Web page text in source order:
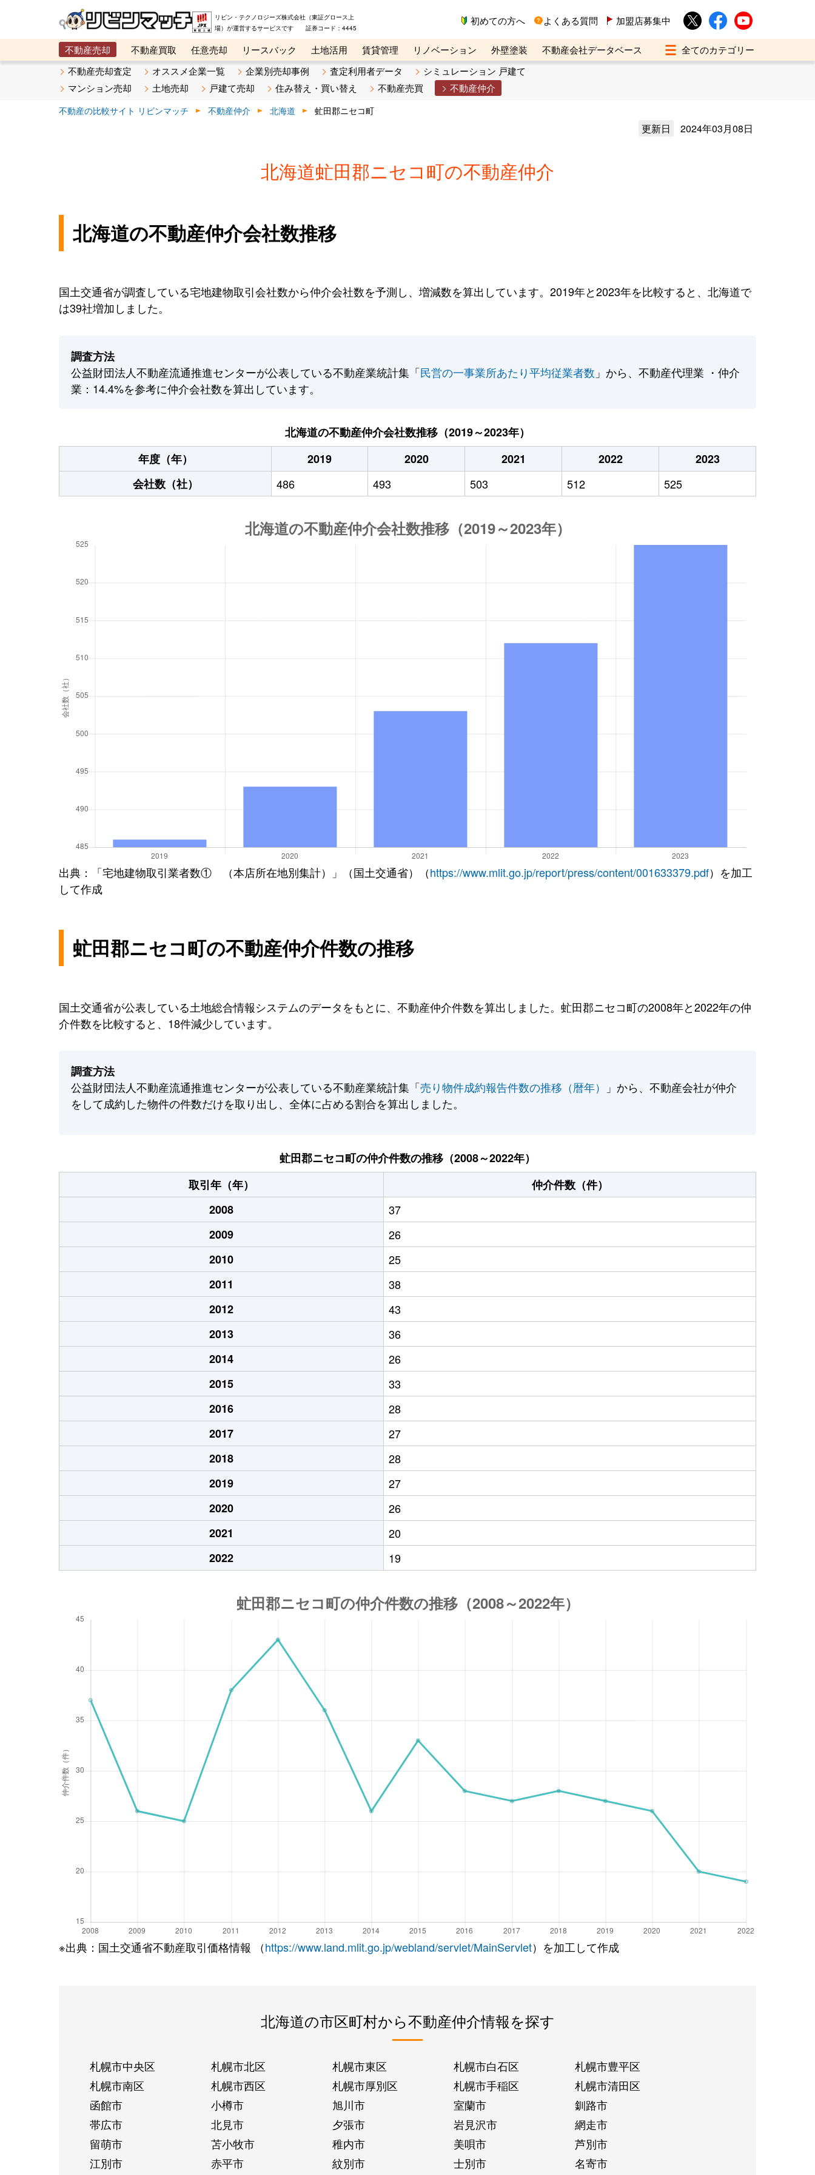
リビン・テクノロジーズ株式会社（東証グロース上
場）が運営するサービスです 証券コード：4445
初めての方へ よくある質問 加盟店募集中
不動産売却 不動産買取 任意売却 リースバック 土地活用 賃貸管理 リノベーション 外壁塗装
不動産会社データベース
メタ住宅展示場
ベスト不動産カンパニー オンライン講座 リビンマガジンBiz 不動産売却ご相談デスク
不動産売却査定 オススメ企業一覧 企業別売却事例 査定利用者データ
シミュレーション 戸建て
マンション売却
土地売却 戸建て売却 住み替え・買い替え 不動産売買 不動産仲介
不動産の比較サイト リビンマッチ 不動産仲介 北海道 虻田郡ニセコ町
更新日 2024年03月08日
北海道虻田郡ニセコ町の不動産仲介
北海道の不動産仲介会社数推移
国土交通省が調査している宅地建物取引会社数から仲介会社数を予測し、増減数を算出しています。2019年と2023年を比較すると、北海道で
は39社増加しました。
調査方法
公益財団法人不動産流通推進センターが公表している不動産業統計集「民営の一事業所あたり平均従業者数 」から、不動産代理業 ・仲介
業：14.4%を参考に仲介会社数を算出しています。
北海道の不動産仲介会社数推移（2019～2023年）
年度（年）
2019 2020 2021 2022
2023
会社数（社）
486 493 503 512 525
出典：「宅地建物取引業者数① （本店所在地別集計）」（国土交通省）（https://www.mlit.go.jp/report/press/content/001633379.pdf）を加工
して作成
虻田郡ニセコ町の不動産仲介件数の推移
国土交通省が公表している土地総合情報システムのデータをもとに、不動産仲介件数を算出しました。虻田郡ニセコ町の2008年と2022年の仲
介件数を比較すると、18件減少しています。
調査方法
公益財団法人不動産流通推進センターが公表している不動産業統計集「売り物件成約報告件数の推移（暦年）
」から、不動産会社が仲介
をして成約した物件の件数だけを取り出し、全体に占める割合を算出しました。
虻田郡ニセコ町の仲介件数の推移（2008～2022年）
取引年（年）
仲介件数（件）
2008
37
2009
26
2010
25
2011
38
2012
43
2013
36
2014
26
2015
33
2016
28
2017
27
2018
28
2019
27
2020
26
2021
20
2022
19
※出典：国土交通省不動産取引価格情報 （https://www.land.mlit.go.jp/webland/servlet/MainServlet）を加工して作成
北海道の市区町村から不動産仲介情報を探す
札幌市中央区 札幌市北区 札幌市東区 札幌市白石区
札幌市豊平区
札幌市南区
札幌市西区 札幌市厚別区 札幌市手稲区
札幌市清田区
函館市
小樽市 旭川市 室蘭市
釧路市
帯広市
北見市 夕張市 岩見沢市
網走市
留萌市
苫小牧市 稚内市 美唄市
芦別市
江別市
赤平市 紋別市 士別市
名寄市